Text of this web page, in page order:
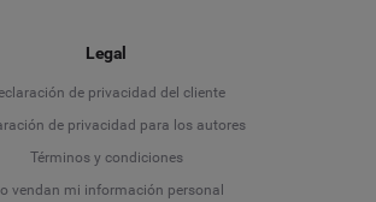
Legal
de privacidad del cliente
de privacidad para los autores
Términos y condiciones
vendan mi información personal